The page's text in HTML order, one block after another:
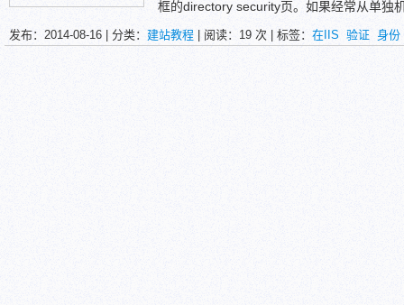
框的directory security页。如果经常从单独
有的用户都来自于一组特定的IP地址或域，
发布：2014-08-16 | 分类： 建站教程 | 阅读： 19 次 | 标签： 在IIS 验证 身份